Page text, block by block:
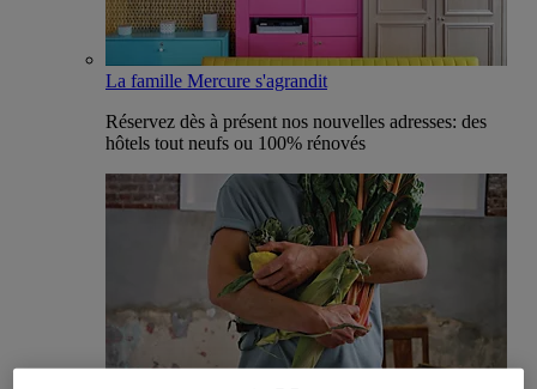
La famille Mercure s'agrandit
Réservez dès à présent nos nouvelles adresses: des
hôtels tout neufs ou 100% rénovés